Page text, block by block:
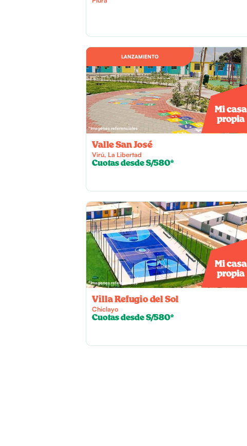
LANZAMIENTO
*Imagenes referenciales
Valle San José
Virú, La Libertad
Cuotas desde S/580*
*Imagenes referenciales
Villa Refugio del Sol
Chiclayo
Cuotas desde S/580*